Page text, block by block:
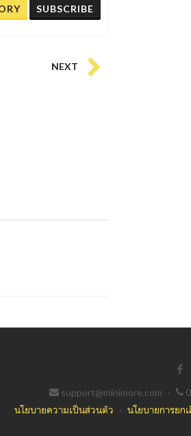
SUBSCRIBE
NEXT
support@minimore.com ·
นโยบายความเป็นส่วนตัว · นโยบายการยก